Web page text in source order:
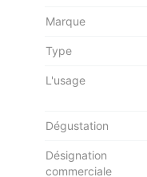
Marque
Type
L'usage
Dégustation
Désignation
commerciale